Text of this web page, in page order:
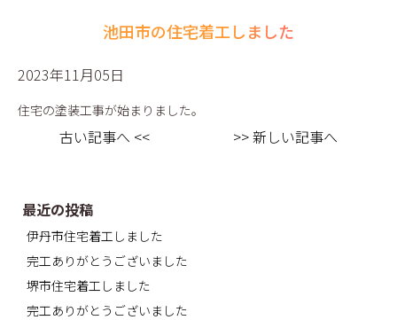
池田市の住宅着工しました
2023年11月05日
住宅の塗装工事が始まりました。
古い記事へ << >> 新しい記事へ
最近の投稿
伊丹市住宅着工しました
完工ありがとうございました
堺市住宅着工しました
完工ありがとうございました